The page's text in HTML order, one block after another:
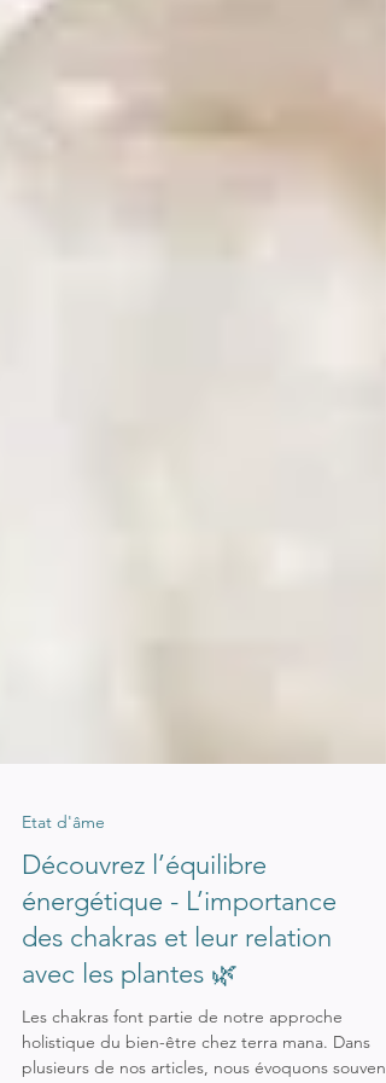
Etat d'âme
Découvrez l’équilibre
énergétique - L’importance
des chakras et leur relation
avec les plantes 🌿
Les chakras font partie de notre approche